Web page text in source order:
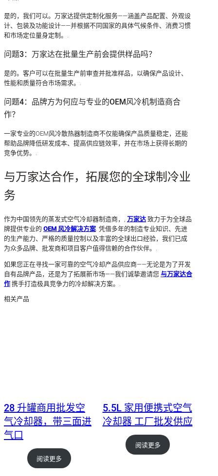
是的，我们可以。万家达提供定制化服务——涵盖产品配置、外观设
计、包装及功能设计——并根据不同国家的具体气候条件、消费习惯
和市场定位量身定制。.
问题3：万家达在批量生产前会提供样品吗？
是的。客户可以在批量生产前审查并批准样品，以确保产品设计、
性能和质量符合市场需求。.
问题4：品牌方为何应与专业的OEM风冷机制造商合
作？
一家专业的OEM风冷散热器制造商不仅能确保产品质量稳定，还能
帮助品牌降低研发成本、提高供应链效率，并在市场上获得长期的
竞争优势。.
与万家达合作，拓展您的全球制冷业
务
作为中国领先的蒸发式空气冷却器制造商，, 万家达致力于为全球品
牌提供专业的 OEM 风冷解决方案. 凭借多年的制造专业知识、先进
的生产能力、严格的质量控制以及丰富的全球出口经验，我们已成
为众多品牌、批发商和项目客户值得信赖的合作伙伴。.
如果您正在寻找一家可靠的空气冷却产品供应商——无论是为了开发
自有品牌产品，还是为了拓展新市场——我们诚挚邀请您 与万家达合
作携手打造极具竞争力的冷却解决方案。.
相关产品
28 升罐商用批发空
气冷却器，带三面进
气口
阅读更多
5.5L 家用便携式空气
冷却器 工厂批发供应
阅读更多